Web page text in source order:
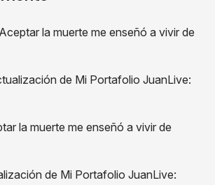
Aceptar la muerte me enseñó a vivir de
de Mi Portafolio JuanLive:
la muerte me enseñó a vivir de
de Mi Portafolio JuanLive: